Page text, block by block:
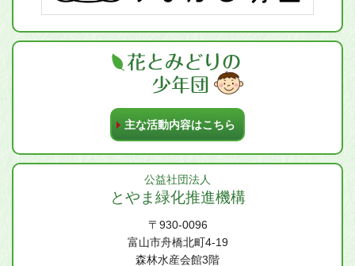
主な活動内容はこちら
公益社団法人
とやま緑化推進機構
〒930-0096
富山市舟橋北町4-19
森林水産会館3階